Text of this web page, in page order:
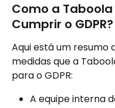
Como a
Cumprir o GDPR?
Aqui está um resumo
medidas que a
para o GDPR:
A equipe interna